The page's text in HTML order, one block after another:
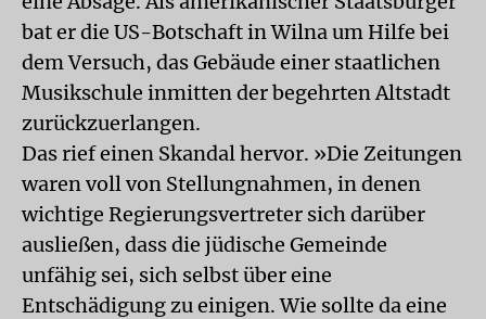
bat er die US-Botschaft in Wilna um Hilfe bei
dem Versuch, das Gebäude einer staatlichen
Musikschule inmitten der begehrten Altstadt
zurückzuerlangen.
Das rief einen Skandal hervor. »Die Zeitungen
waren voll von Stellungnahmen, in denen
wichtige Regierungsvertreter sich darüber
ausließen, dass die jüdische Gemeinde
unfähig sei, sich selbst über eine
Entschädigung zu einigen. Wie sollte da eine